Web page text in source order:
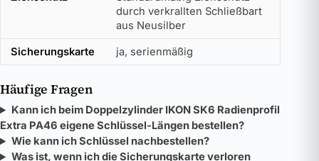
durch verkrallten Schließbart
aus Neusilber
Sicherungskarte ja, serienmäßig
Häufige Fragen
Kann ich beim Doppelzylinder IKON SK6 Radienprofil
Extra PA46 eigene Schlüssel-Längen bestellen?
Wie kann ich Schlüssel nachbestellen?
Was ist, wenn ich die Sicherungskarte verloren